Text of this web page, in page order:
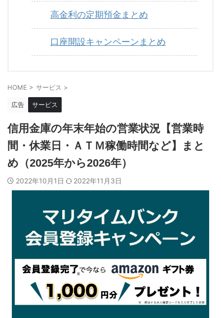
高金利の定期預金まとめ
口座開設キャンペーンまとめ
HOME > サービス >
広告 サービス
信用金庫の年末年始の営業状況【営業時
間・休業日・ＡＴＭ稼働時間など】まと
め（2025年から2026年）
2022年10月1日 2022年11月3日